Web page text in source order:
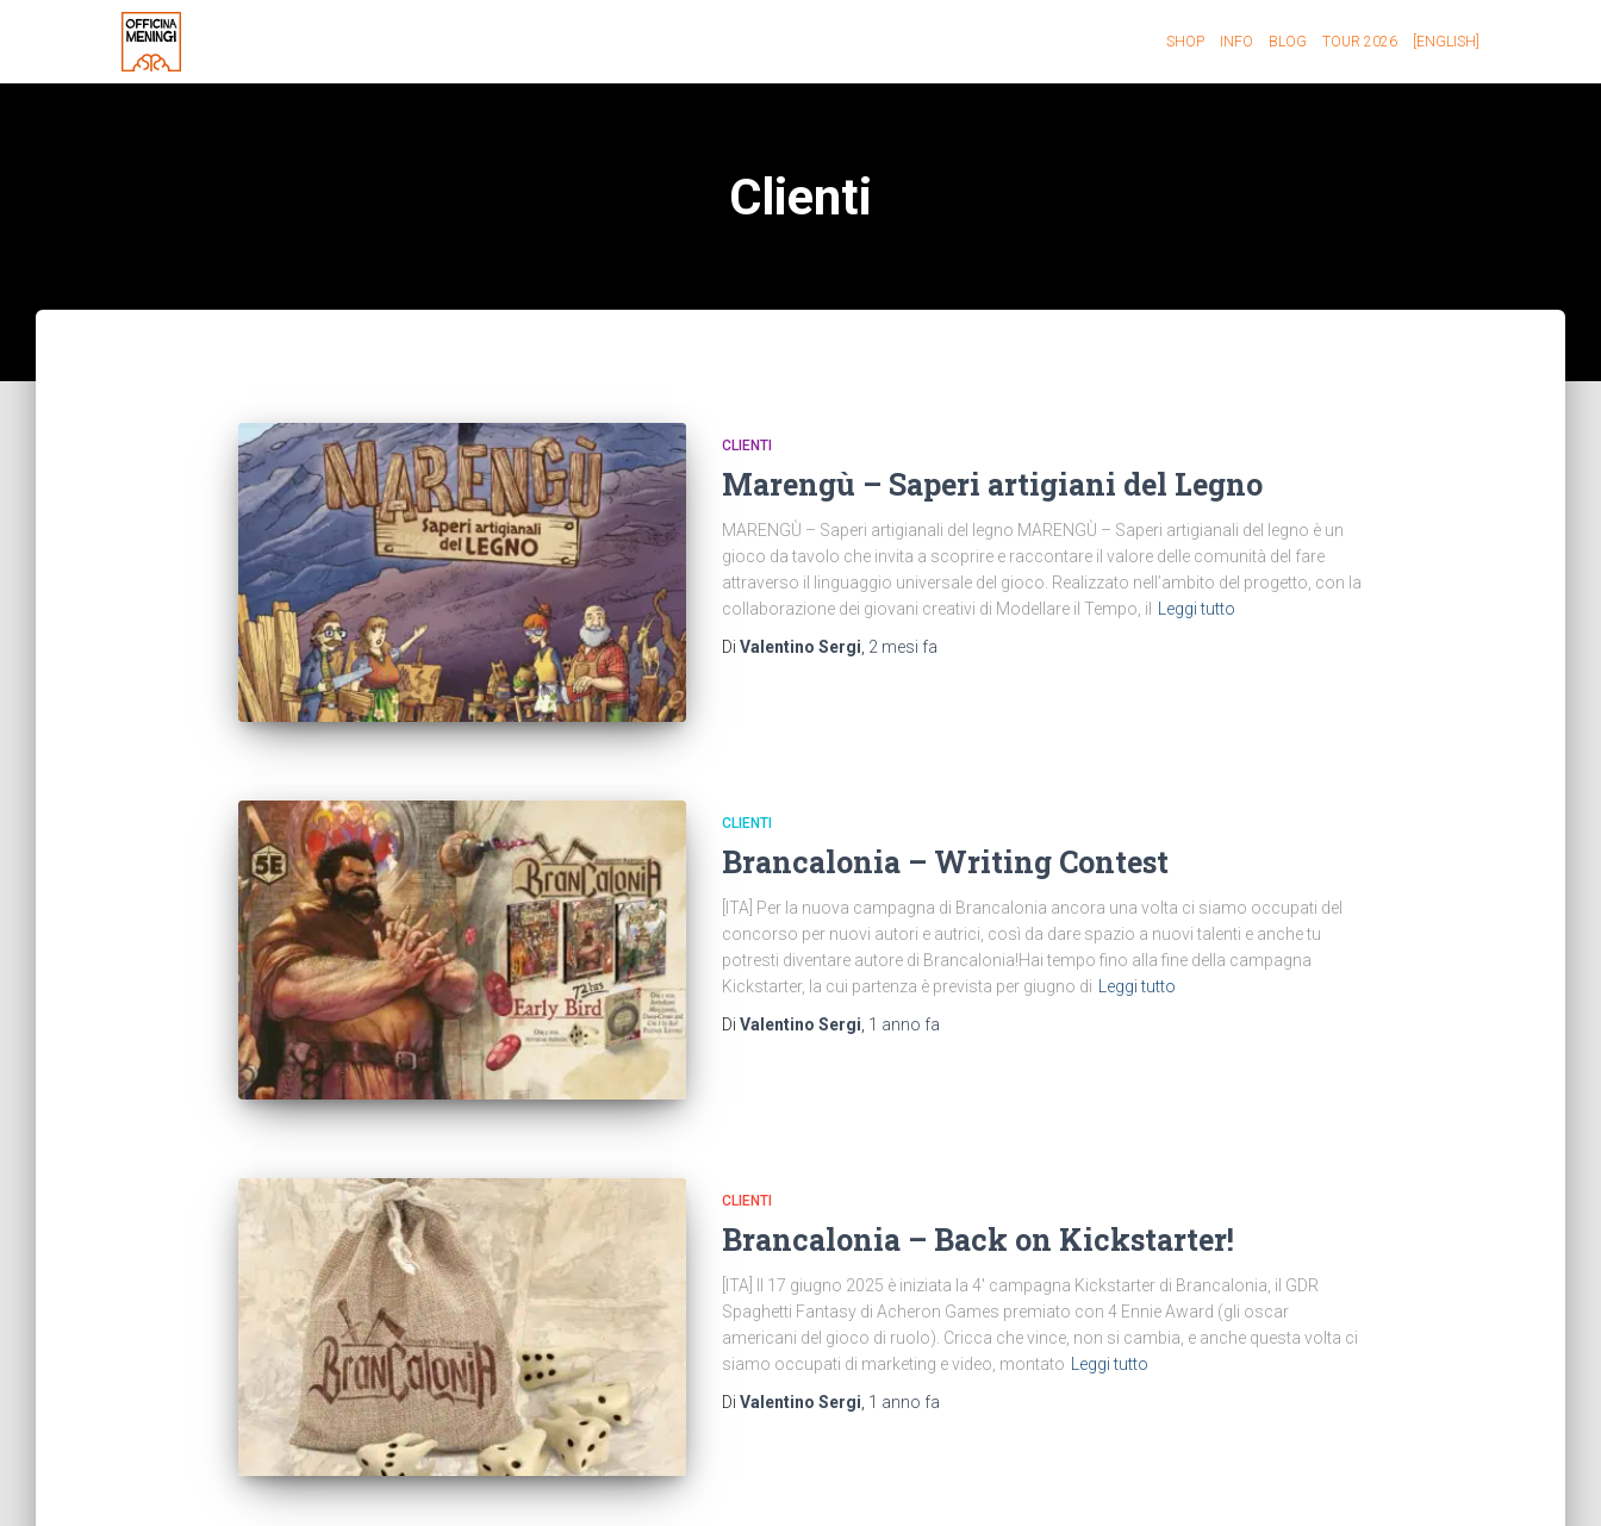
SHOP INFO BLOG TOUR 2026 [ENGLISH]
Clienti
CLIENTI
Marengù – Saperi artigiani del Legno
MARENGÙ – Saperi artigianali del legno MARENGÙ – Saperi artigianali del legno è un
gioco da tavolo che invita a scoprire e raccontare il valore delle comunità del fare
attraverso il linguaggio universale del gioco. Realizzato nell’ambito del progetto, con la
collaborazione dei giovani creativi di Modellare il Tempo, il
Leggi tutto
Di Valentino Sergi 2 mesi fa
CLIENTI
Brancalonia – Writing Contest
[ITA] Per la nuova campagna di Brancalonia ancora una volta ci siamo occupati del
concorso per nuovi autori e autrici, così da dare spazio a nuovi talenti e anche tu
potresti diventare autore di Brancalonia!Hai tempo fino alla fine della campagna
Kickstarter, la cui partenza è prevista per giugno di
Leggi tutto
Di Valentino Sergi 1 anno fa
CLIENTI
Brancalonia – Back on Kickstarter!
[ITA] Il 17 giugno 2025 è iniziata la 4′ campagna Kickstarter di Brancalonia, il GDR
Spaghetti Fantasy di Acheron Games premiato con 4 Ennie Award (gli oscar
americani del gioco di ruolo). Cricca che vince, non si cambia, e anche questa volta ci
siamo occupati di marketing e video, montato
Leggi tutto
Di Valentino Sergi 1 anno fa